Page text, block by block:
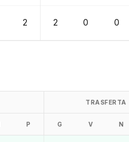
2 2 0 0
TRASFERTA
P G V N